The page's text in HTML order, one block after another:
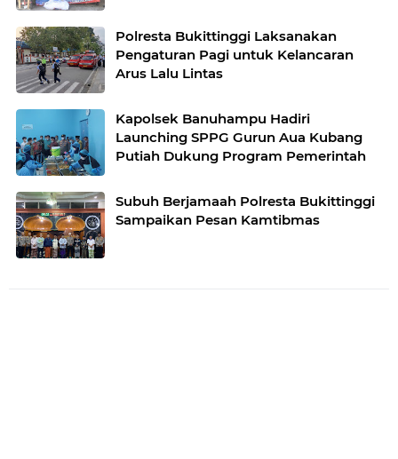
Polresta Bukittinggi Laksanakan
Pengaturan Pagi untuk Kelancaran
Arus Lalu Lintas
Kapolsek Banuhampu Hadiri
Launching SPPG Gurun Aua Kubang
Putiah Dukung Program Pemerintah
Subuh Berjamaah Polresta Bukittinggi
Sampaikan Pesan Kamtibmas